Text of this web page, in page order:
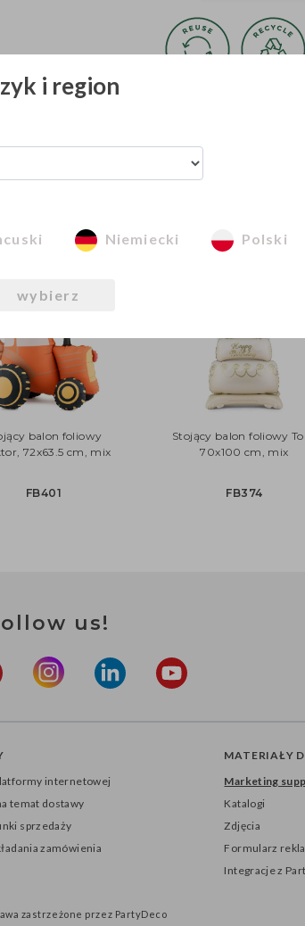
Wszystkie zdjęcia produktów
własność PartyDeco i są
z tej kategorii
balon foliowy
72x63.5 cm, mix
FB401
Stojący balon foliowy
70x100 cm, mix
FB374
us!
internetowej
temat dostawy
sprzedaży
zamówienia
MATERIAŁY
Marketing
Katalogi
Zdjęcia
Formularz
Integracje z
zastrzeżone przez PartyDeco
i region
Niemiecki Polski
wybierz